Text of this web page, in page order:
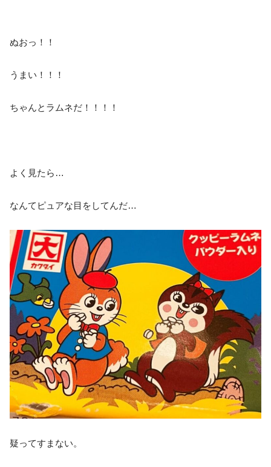
ぬおっ！！
うまい！！！
ちゃんとラムネだ！！！！
よく見たら…
なんてピュアな目をしてんだ…
疑ってすまない。